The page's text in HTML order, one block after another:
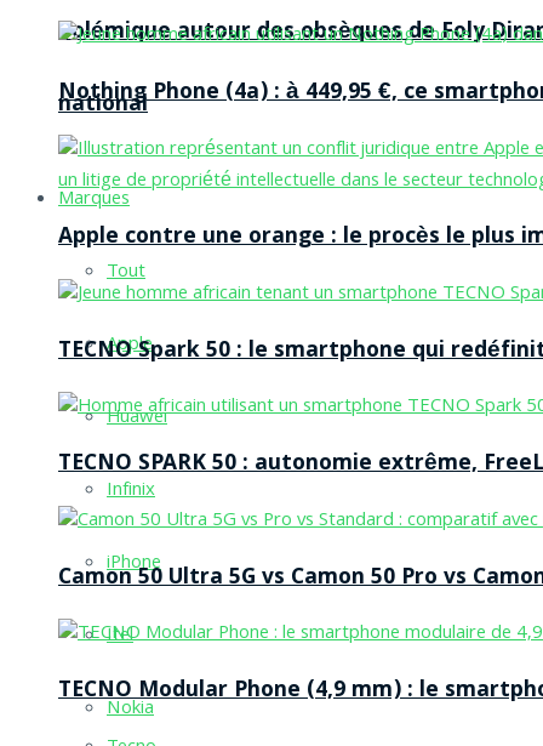
Polémique autour des obsèques de Foly
national
Marques
Tout
Apple
Huawei
Infinix
iPhone
Itel
Nokia
Nothing Phone (4a) : à 449,95 €, ce
Apple contre une orange : le procès le plus
TECNO Spark 50 : le smartphone qui
TECNO SPARK 50 : autonomie extrême,
Camon 50 Ultra 5G vs Camon 50 Pro vs
TECNO Modular Phone (4,9 mm) : le